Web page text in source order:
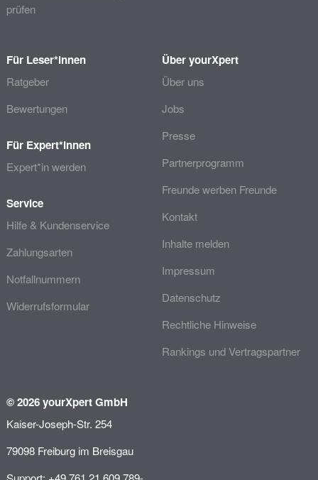
prüfen
Für Leser*innen
Ratgeber
Bewertungen
Für Expert*innen
Expert*in werden
Service
Hilfe & Kundenservice
Zahlungsarten
Notfallnummern
Widerrufsformular
Über yourXpert
Über uns
Jobs
Presse
Partnerprogramm
Freunde werben Freunde
Kontakt
Inhalte melden
Impressum
Datenschutz
Rechtliche Hinweise
Rankings und Vertragspartner
© 2026 yourXpert GmbH
Kaiser-Joseph-Str. 254
79098 Freiburg im Breisgau